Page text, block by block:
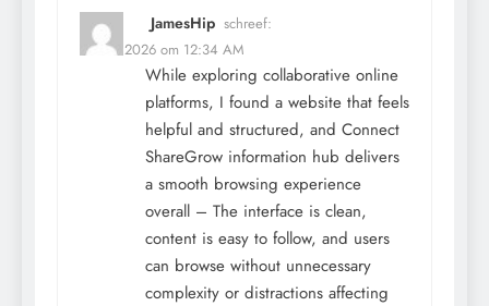
JamesHip schreef:
16 mei 2026 om 12:34 AM
While exploring collaborative online
platforms, I found a website that feels
helpful and structured, and Connect
ShareGrow information hub delivers
a smooth browsing experience
overall – The interface is clean,
content is easy to follow, and users
can browse without unnecessary
complexity or distractions affecting